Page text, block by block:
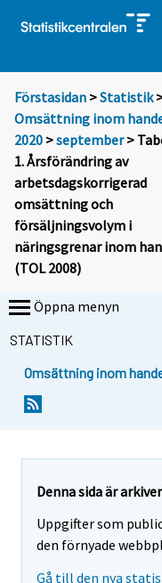
Förstasidan >Statistik
Omsättning inom
2020 >september>
1. Årsförändring av
arbetsdagskorrigerad
omsättning och
försäljningsvolym i
näringsgrenar inom
(TOL 2008)
Öppna menyn
STATISTIK
Omsättning inom
Denna sida är
Uppgifter som
den förnyade
Gå till den nya